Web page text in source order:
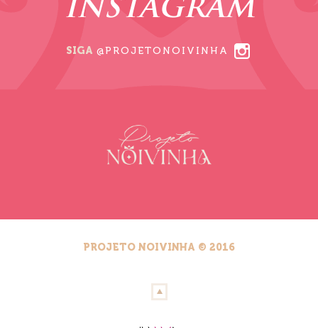
INSTAGRAM
SIGA @PROJETONOIVINHA
PROJETO NOIVINHA © 2016